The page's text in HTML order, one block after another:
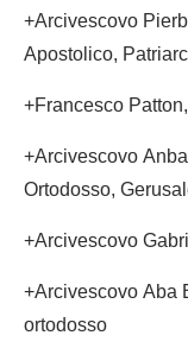
+Arcivescovo
Apostolico,
+Francesco
+Arcivescovo
Ortodosso,
+Arcivescovo
+Arcivescovo Aba
ortodosso